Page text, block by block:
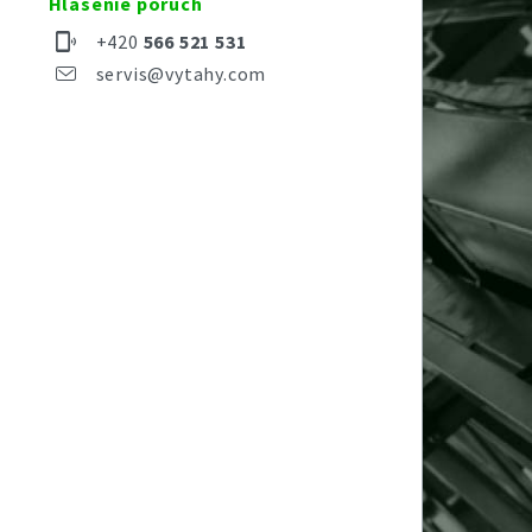
servis@vytahy.com
+420 566 521 531